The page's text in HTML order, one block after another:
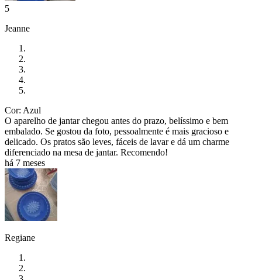
5
Jeanne
Cor: Azul
O aparelho de jantar chegou antes do prazo, belíssimo e bem
embalado. Se gostou da foto, pessoalmente é mais gracioso e
delicado. Os pratos são leves, fáceis de lavar e dá um charme
diferenciado na mesa de jantar. Recomendo!
há 7 meses
Regiane